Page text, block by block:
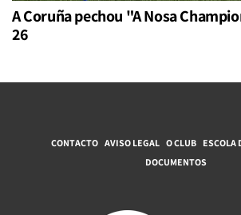
A Coruña pechou "A Nosa
26
CONTACTO AVISO LEGAL O CLUB ESCOLA
DOCUMENTOS